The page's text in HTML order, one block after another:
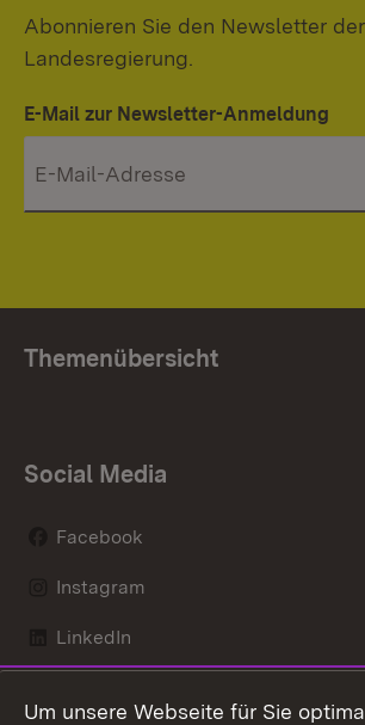
Abonnieren Sie den Newsletter der
Landesregierung.
E-Mail zur Newsletter-Anmeldung
Themenübersicht
Social Media
Facebook
Instagram
LinkedIn
Um unsere Webseite für Sie